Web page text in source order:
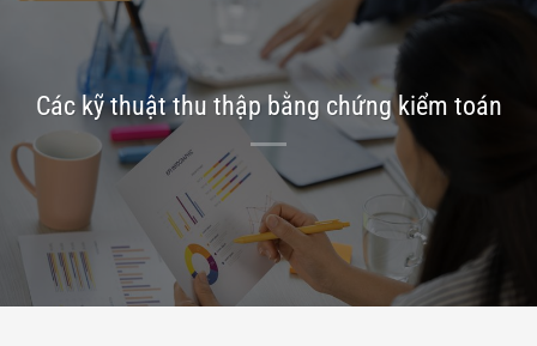
Các kỹ thuật thu thập bằng chứng kiểm toán